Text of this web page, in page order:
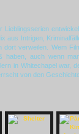
Lieblingsserien
aus Intrigen,
dort verweilen. Wem
auch wenn
in Whitechapel war,
von den